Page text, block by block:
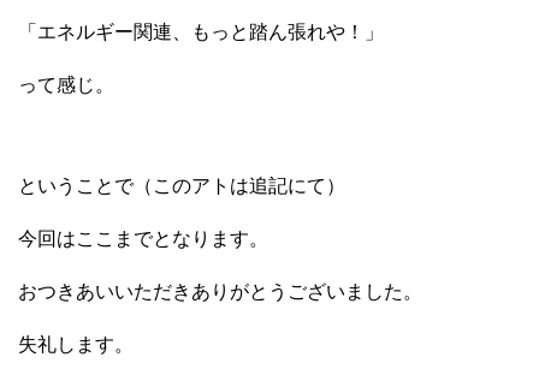
「エネルギー関連、もっと踏ん張れや！」
って感じ。
ということで（このアトは追記にて）
今回はここまでとなります。
おつきあいいただきありがとうございました。
失礼します。